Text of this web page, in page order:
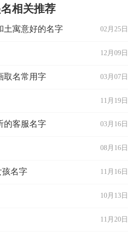
相关推荐
02月25日
土寓意好的名字
12月09日
03月07日
取名常用字
11月19日
03月16日
的客服名字
08月16日
11月16日
名字
10月13日
11月20日